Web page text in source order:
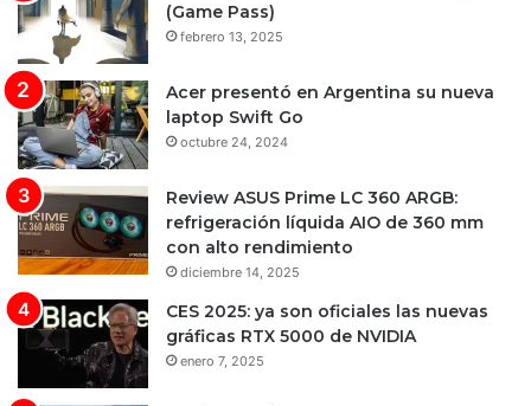
(Game Pass)
febrero 13, 2025
Acer presentó en Argentina su nueva
laptop Swift Go
octubre 24, 2024
Review ASUS Prime LC 360 ARGB:
refrigeración líquida AIO de 360 mm
con alto rendimiento
diciembre 14, 2025
CES 2025: ya son oficiales las nuevas
gráficas RTX 5000 de NVIDIA
enero 7, 2025